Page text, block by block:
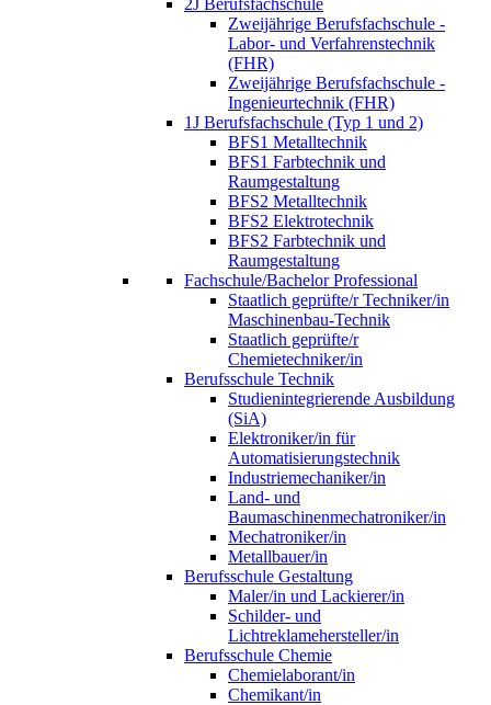
2J Berufsfachschule
Zweijährige Berufsfachschule -
Labor- und Verfahrenstechnik
(FHR)
Zweijährige Berufsfachschule -
Ingenieurtechnik (FHR)
1J Berufsfachschule (Typ 1 und 2)
BFS1 Metalltechnik
BFS1 Farbtechnik und
Raumgestaltung
BFS2 Metalltechnik
BFS2 Elektrotechnik
BFS2 Farbtechnik und
Raumgestaltung
Fachschule/Bachelor Professional
Staatlich geprüfte/r Techniker/in
Maschinenbau-Technik
Staatlich geprüfte/r
Chemietechniker/in
Berufsschule Technik
Studienintegrierende Ausbildung
(SiA)
Elektroniker/in für
Automatisierungstechnik
Industriemechaniker/in
Land- und
Baumaschinenmechatroniker/in
Mechatroniker/in
Metallbauer/in
Berufsschule Gestaltung
Maler/in und Lackierer/in
Schilder- und
Lichtreklamehersteller/in
Berufsschule Chemie
Chemielaborant/in
Chemikant/in